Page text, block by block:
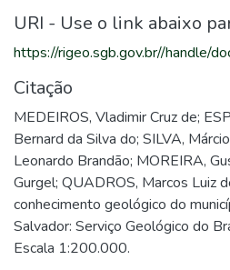
URI - Use o link abaixo
https://rigeo.sgb.gov.br//handle/
Citação
MEDEIROS, Vladimir Cruz de;
Bernard da Silva do; SILVA,
Leonardo Brandão; MOREIRA,
Gurgel; QUADROS, Marcos Luiz
conhecimento geológico do
Salvador: Serviço Geológico do
Escala 1:200.000.